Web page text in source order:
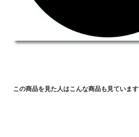
この商品を見た人はこんな商品も見ています